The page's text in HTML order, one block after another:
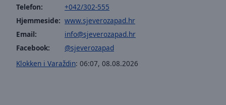
modal
window.
Beginning
dialog
Telefon:
+042/302-555
Hjemmeside: www.sjeverozapad.hr
Email:
info@sjeverozapad.hr
Facebook:
@sjeverozapad
Klokken i Varaždin: 06:07, 08.08.2026